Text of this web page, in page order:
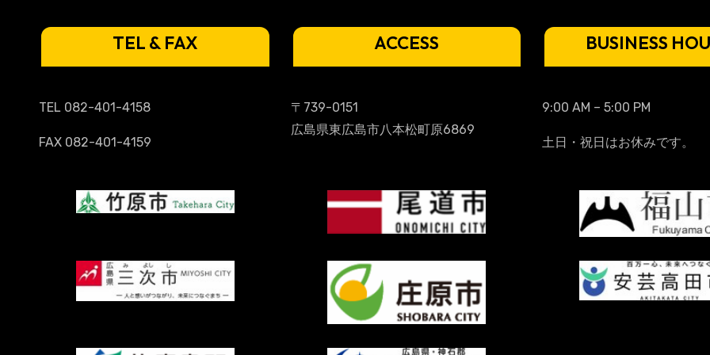
TEL & FAX
TEL 082-401-4158
FAX 082-401-4159
ACCESS
〒739-0151
広島県東広島市八本松町原6869
BUSINESS
9:00 AM – 5:00 PM
土日・祝日はお休みです。